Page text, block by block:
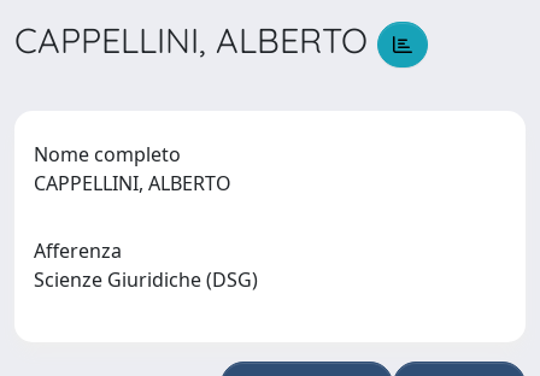
CAPPELLINI, ALBERTO
Nome completo
CAPPELLINI, ALBERTO
Afferenza
Scienze Giuridiche (DSG)